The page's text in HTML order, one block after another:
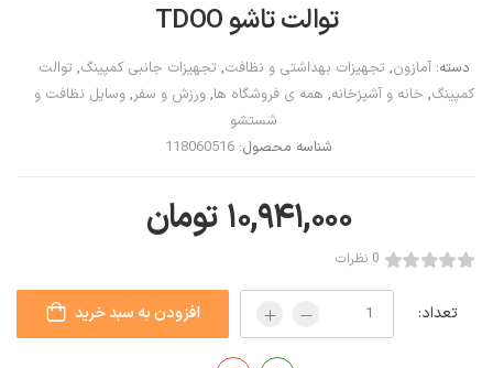
توالت تاشو TDOO
دسته:آمازون, تجهیزات بهداشتی و نظافت, تجهیزات جانبی کمپینگ, توالت
کمپینگ, خانه و آشپزخانه, همه ی فروشگاه ها,ورزش و سفر,وسایل نظافت و
شستشو
شناسه محصول:118060516
۱۰,۹۴۱,۰۰۰ تومان
0 نظرات
تعداد: افزودن به سبد خرید